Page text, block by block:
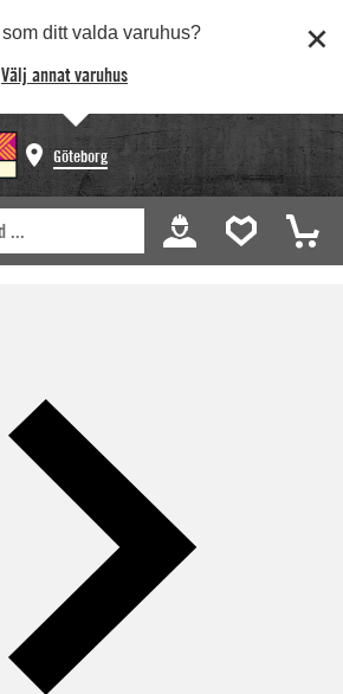
som ditt valda varuhus?
Välj annat varuhus
Göteborg